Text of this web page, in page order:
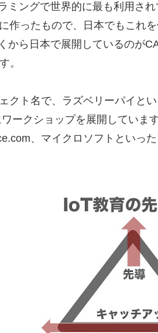
ミングで世界的に最も利用さ
作ったもので、日本でもこれ
から日本で展開しているのが
。
クト名で、ラズベリーパイと
ークショップを展開していま
、マイクロソフトといっ